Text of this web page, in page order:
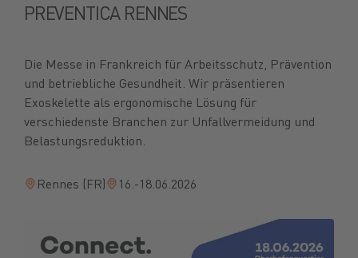
PREVENTICA RENNES
Die Messe in Frankreich für Arbeitsschutz, Prävention
und betriebliche Gesundheit. Wir präsentieren
Exoskelette als ergonomische Lösung für
verschiedenste Branchen zur Unfallvermeidung und
Belastungsreduktion.
Rennes (FR) 16.-18.06.2026